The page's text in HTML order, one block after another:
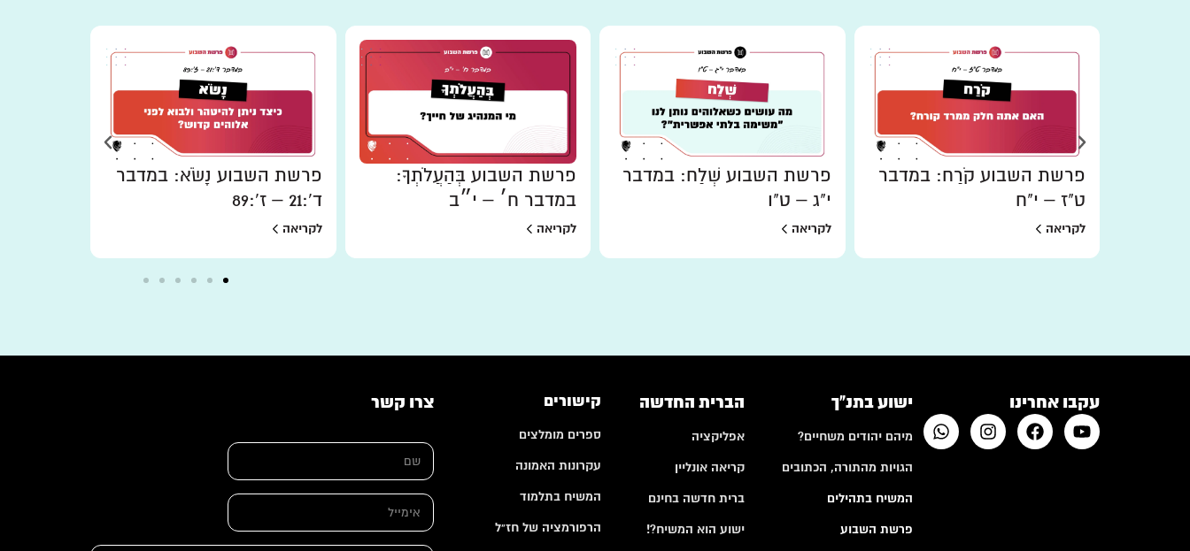
פרשת השבוע קֹרַח: במדבר
ט"ז – י"ח
לקריאה
פרשת השבוע שְׁלַח: במדבר
י"ג – ט"ו
לקריאה
פרשת השבוע בְּהַעֲלֹתְךָ:
במדבר ח׳ – י״ב
לקריאה
פרשת השבוע נָשֹׂא: במדבר
ד':21 – ז':89
לקריאה
עקבו אחרינו ישוע בתנ"ך
מיהם יהודים משחיים?
הגויות מהתורה, הכתובים
המשיח בתהילים
פרשת השבוע
הברית החדשה
אפליקציה
קריאה אונליין
ברית חדשה בחינם
ישוע הוא המשיח?!
קישורים
ספרים מומלצים
עקרונות האמונה
המשיח בתלמוד
הרפורמציה של חז"ל
צרו קשר
ש
*
*
ה
ע
ר
א
מ
י